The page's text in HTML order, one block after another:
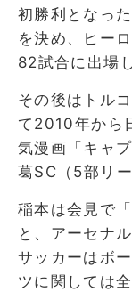
初勝利となっ
を決め、ヒー
82試合に出場
その後はトル
て2010年から
気漫画「キャ
葛SC（5部リ
稲本は会見で
と、アーセナ
サッカーはボ
ツに関しては